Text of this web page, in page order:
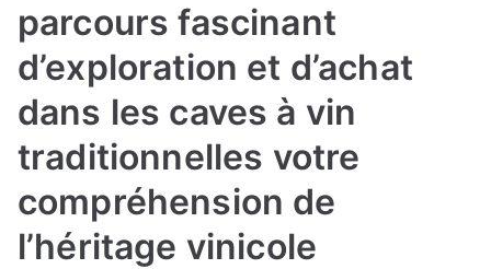
parcours fascinant
d’exploration et d’achat
dans les caves à vin
traditionnelles votre
compréhension de
l’héritage vinicole